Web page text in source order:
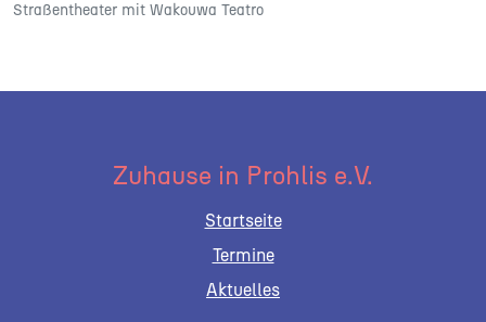
Straßentheater mit Wakouwa Teatro
Zuhause in Prohlis e.V.
Startseite
Termine
Aktuelles